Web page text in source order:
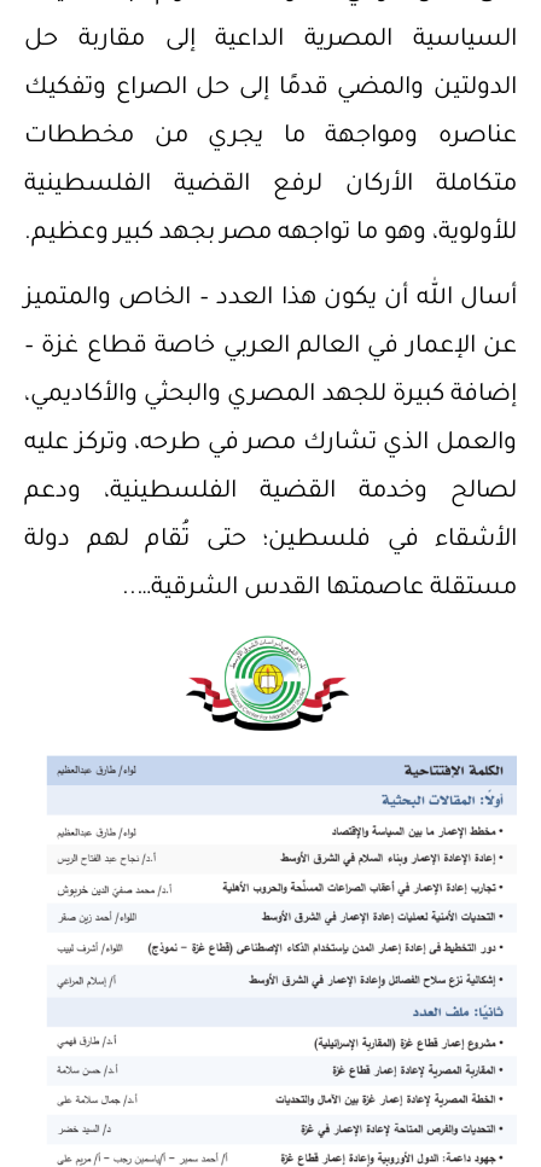
السياسية المصرية الداعية إلى مقاربة حل
الدولتين والمضي قدمًا إلى حل الصراع وتفكيك
عناصره ومواجهة ما يجري من مخططات
متكاملة الأركان لرفع القضية الفلسطينية
للأولوية، وهو ما تواجهه مصر بجهد كبير وعظيم.
أسال الله أن يكون هذا العدد – الخاص والمتميز
عن الإعمار في العالم العربي خاصة قطاع غزة –
إضافة كبيرة للجهد المصري والبحثي والأكاديمي،
والعمل الذي تشارك مصر في طرحه، وتركز عليه
لصالح وخدمة القضية الفلسطينية، ودعم
الأشقاء في فلسطين؛ حتى تُقام لهم دولة
مستقلة عاصمتها القدس الشرقية…..